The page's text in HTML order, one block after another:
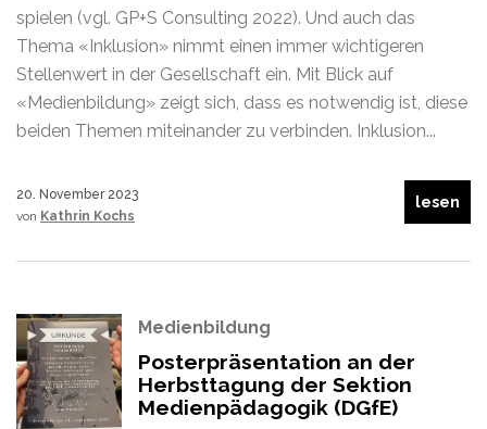
spielen (vgl. GP+S Consulting 2022). Und auch das
Thema «Inklusion» nimmt einen immer wichtigeren
Stellenwert in der Gesellschaft ein. Mit Blick auf
«Medienbildung» zeigt sich, dass es notwendig ist, diese
beiden Themen miteinander zu verbinden. Inklusion...
20. November 2023
von Kathrin Kochs
lesen
Medienbildung
Posterpräsentation an der
Herbsttagung der Sektion
Medienpädagogik (DGfE)